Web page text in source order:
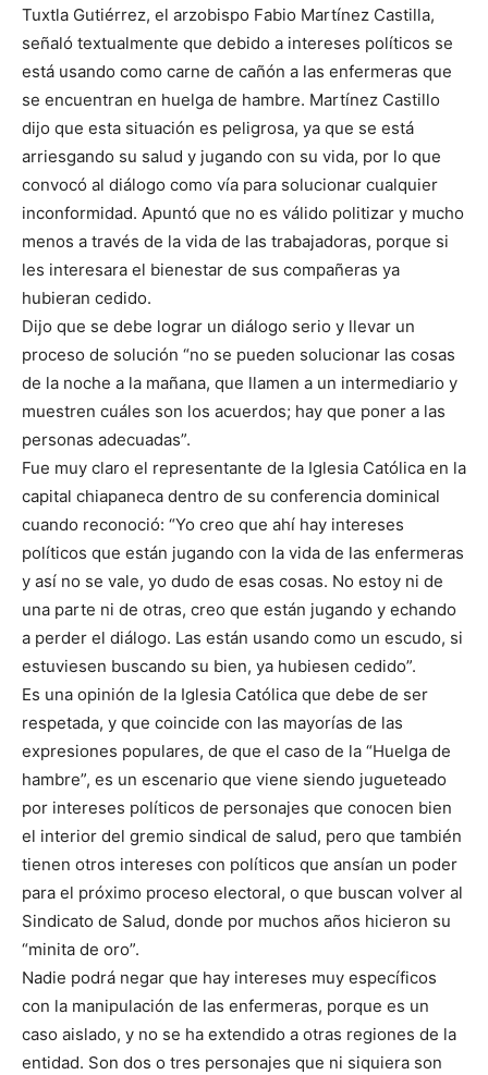
Tuxtla Gutiérrez, el arzobispo Fabio Martínez Castilla,
señaló textualmente que debido a intereses políticos se
está usando como carne de cañón a las enfermeras que
se encuentran en huelga de hambre. Martínez Castillo
dijo que esta situación es peligrosa, ya que se está
arriesgando su salud y jugando con su vida, por lo que
convocó al diálogo como vía para solucionar cualquier
inconformidad. Apuntó que no es válido politizar y mucho
menos a través de la vida de las trabajadoras, porque si
les interesara el bienestar de sus compañeras ya
hubieran cedido.
Dijo que se debe lograr un diálogo serio y llevar un
proceso de solución “no se pueden solucionar las cosas
de la noche a la mañana, que llamen a un intermediario y
muestren cuáles son los acuerdos; hay que poner a las
personas adecuadas”.
Fue muy claro el representante de la Iglesia Católica en la
capital chiapaneca dentro de su conferencia dominical
cuando reconoció: “Yo creo que ahí hay intereses
políticos que están jugando con la vida de las enfermeras
y así no se vale, yo dudo de esas cosas. No estoy ni de
una parte ni de otras, creo que están jugando y echando
a perder el diálogo. Las están usando como un escudo, si
estuviesen buscando su bien, ya hubiesen cedido”.
Es una opinión de la Iglesia Católica que debe de ser
respetada, y que coincide con las mayorías de las
expresiones populares, de que el caso de la “Huelga de
hambre”, es un escenario que viene siendo jugueteado
por intereses políticos de personajes que conocen bien
el interior del gremio sindical de salud, pero que también
tienen otros intereses con políticos que ansían un poder
para el próximo proceso electoral, o que buscan volver al
Sindicato de Salud, donde por muchos años hicieron su
“minita de oro”.
Nadie podrá negar que hay intereses muy específicos
con la manipulación de las enfermeras, porque es un
caso aislado, y no se ha extendido a otras regiones de la
entidad. Son dos o tres personajes que ni siquiera son